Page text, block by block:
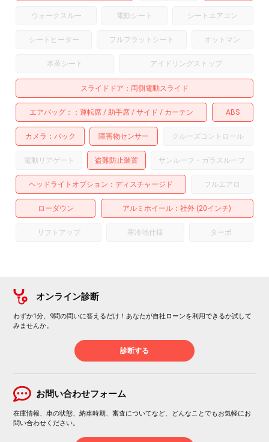
ウォークスルー 電動シート シートエアコン
シートヒーター フルフラットシート オットマン
本革シート アイドリングストップ
スライドドア 両側電動スライド
エアバッグ： 運転席 助手席 サイド カーテン ABS
カメラ バック 障害物センサー クルーズコントロール
電動リアゲート 盗難防止装置 サンルーフ・ガラスルーフ
ヘッドライトオプション ディスチャージド フルエアロ
ローダウン アルミホイール ：社外 (20インチ)
リフトアップ 寒冷地仕様 ターボ
オンライン診断
わずか1分、9問の問いに答えるだけ！あなたが自社ローンを利用できるか試して
みませんか。
診断する
お問い合わせフォーム
在庫情報、車の状態、納車時期、審査についてなど、どんなことでもお気軽にお
問い合わせください。